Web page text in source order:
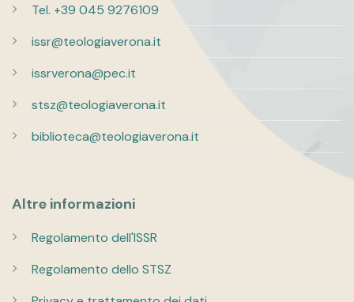
Tel. +39 045 9276109
issr@teologiaverona.it
issrverona@pec.it
stsz@teologiaverona.it
biblioteca@teologiaverona.it
Altre informazioni
Regolamento dell'ISSR
Regolamento dello STSZ